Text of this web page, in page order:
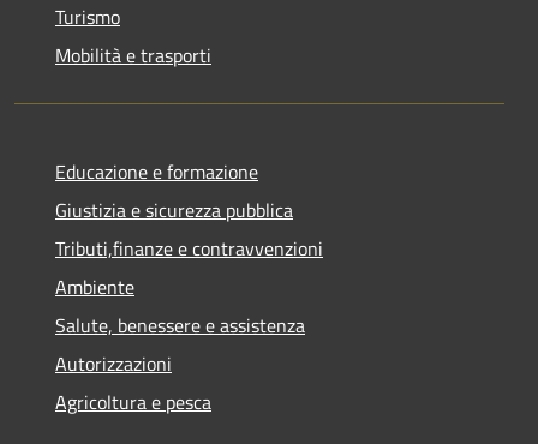
Turismo
Mobilità e trasporti
Educazione e formazione
Giustizia e sicurezza pubblica
Tributi,finanze e contravvenzioni
Ambiente
Salute, benessere e assistenza
Autorizzazioni
Agricoltura e pesca